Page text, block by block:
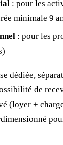
: pour les
minimale 9
: pour les
dédiée,
de
(loyer +